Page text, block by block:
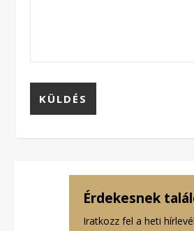
Érdekesnek
Iratkozz fel a heti